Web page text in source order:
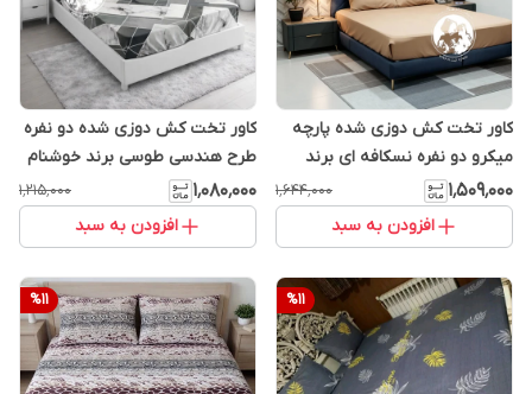
کاور تخت کش دوزی شده پارچه
میکرو دو نفره نسکافه ای برند
خوشنام هگمتان کد 118
۱٬۵۰۹٬۰۰۰ ۱٬۶۴۴٬۰۰۰
افزودن به سبد
کاور تخت کش دوزی شده دو نفره
طرح هندسی طوسی برند خوشنام
هگمتان کد 123
۱٬۰۸۰٬۰۰۰ ۱٬۲۱۵٬۰۰۰
افزودن به سبد
%11
%11